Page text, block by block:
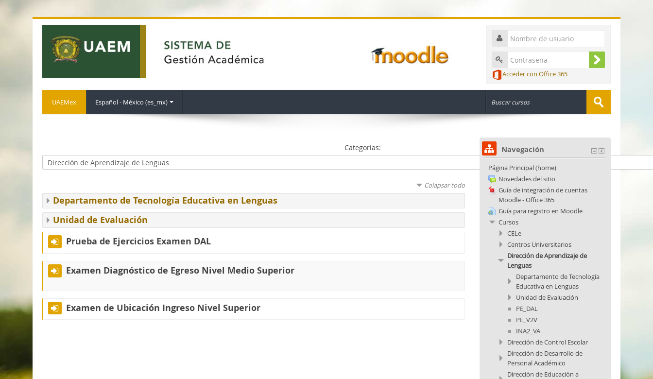
Acceder con Office 365
UAEMex Español - México ‎(es_mx)‎
Categorías:
Colapsar todo
Departamento de Tecnología Educativa en Lenguas
Unidad de Evaluación
Prueba de Ejercicios Examen DAL
Examen Diagnóstico de Egreso Nivel Medio Superior
Examen de Ubicación Ingreso Nivel Superior
Navegación
Página Principal (home)
Novedades del sitio
Guía de integración de cuentas
Moodle - Office 365
Guía para registro en Moodle
Cursos
CELe
Centros Universitarios
Dirección de Aprendizaje de
Lenguas
Departamento de Tecnología
Educativa en Lenguas
Unidad de Evaluación
PE_DAL
PE_V2V
INA2_VA
Dirección de Control Escolar
Dirección de Desarrollo de
Personal Académico
Dirección de Educación a